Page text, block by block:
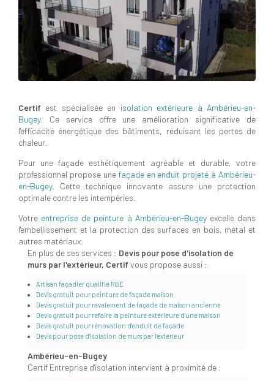
Certif est spécialisée en isolation extérieure à Ambérieu-en-
Bugey. Ce service offre une amélioration significative de
l'efficacité énergétique des bâtiments, réduisant les pertes de
chaleur.
Pour une façade esthétiquement agréable et durable, votre
professionnel propose une façade en enduit projeté à Ambérieu-
en-Bugey. Cette technique innovante assure une protection
optimale contre les intempéries.
Votre entreprise de peinture à Ambérieu-en-Bugeyexcelle dans
l'embellissement et la protection des surfaces en bois, métal et
autres matériaux.
En plus de ses services : Devis pour pose d'isolation de
murs par l'extérieur, Certif vous propose aussi :
Artisan façadier qualifié RGE
Devis gratuit pour peinture de façade maison
Devis gratuit pour ravalement de façade de maison ancienne
Devis gratuit pour refaire la peinture extérieure d'une maison
Devis gratuit pour rénovation d'enduit de façade
Devis pour pose d'isolation de murs par l'extérieur
Ambérieu-en-Bugey
Certif Entreprise d'isolation intervient à proximité de :